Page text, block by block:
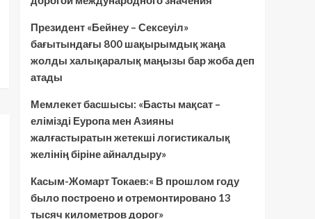
Президент «Бейнеу – Сексеуіл»
бағытындағы 800 шақырымдық жаңа
жолды халықаралық маңызы бар жоба деп
атады
Мемлекет басшысы: «Басты мақсат –
елімізді Еуропа мен Азияны
жалғастыратын жетекші логистикалық
желінің біріне айналдыру»
Касым-Жомарт Токаев:« В прошлом году
было построено и отремонтировано 13
тысяч километров дорог»